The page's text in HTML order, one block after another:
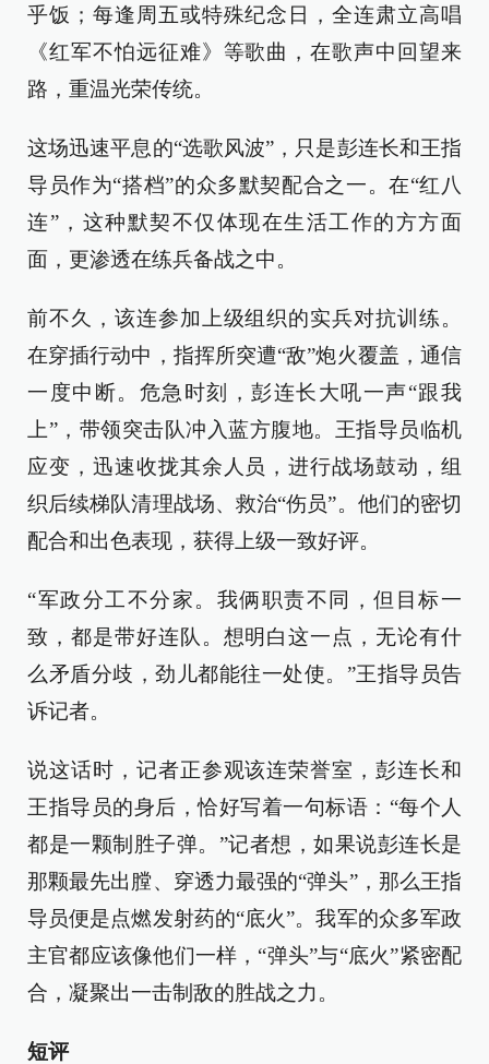
乎饭；每逢周五或特殊纪念日，全连肃立高唱
《红军不怕远征难》等歌曲，在歌声中回望来
路，重温光荣传统。
这场迅速平息的“选歌风波”，只是彭连长和王指
导员作为“搭档”的众多默契配合之一。在“红八
连”，这种默契不仅体现在生活工作的方方面
面，更渗透在练兵备战之中。
前不久，该连参加上级组织的实兵对抗训练。
在穿插行动中，指挥所突遭“敌”炮火覆盖，通信
一度中断。危急时刻，彭连长大吼一声“跟我
上”，带领突击队冲入蓝方腹地。王指导员临机
应变，迅速收拢其余人员，进行战场鼓动，组
织后续梯队清理战场、救治“伤员”。他们的密切
配合和出色表现，获得上级一致好评。
“军政分工不分家。我俩职责不同，但目标一
致，都是带好连队。想明白这一点，无论有什
么矛盾分歧，劲儿都能往一处使。”王指导员告
诉记者。
说这话时，记者正参观该连荣誉室，彭连长和
王指导员的身后，恰好写着一句标语：“每个人
都是一颗制胜子弹。”记者想，如果说彭连长是
那颗最先出膛、穿透力最强的“弹头”，那么王指
导员便是点燃发射药的“底火”。我军的众多军政
主官都应该像他们一样，“弹头”与“底火”紧密配
合，凝聚出一击制敌的胜战之力。
短评